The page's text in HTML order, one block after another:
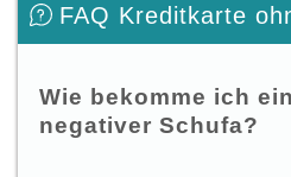
FAQ Kreditkarte
Wie bekomme ich
negativer Schufa?